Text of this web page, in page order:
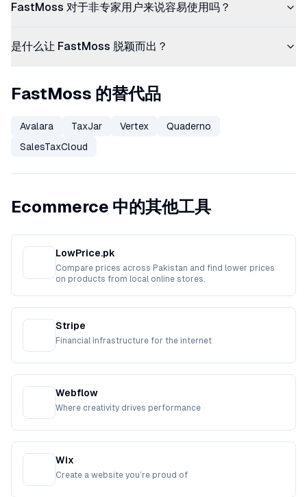
FastMoss 对于非专家用户来说容易使用吗？
是什么让 FastMoss 脱颖而出？
FastMoss 的替代品
Avalara TaxJar Vertex
Quaderno
SalesTaxCloud
Ecommerce 中的其他工具
LowPrice.pk
Compare prices across Pakistan and find lower prices
on products from local online stores.
Stripe
Financial infrastructure for the internet
Webflow
Where creativity drives performance
Wix
Create a website you’re proud of